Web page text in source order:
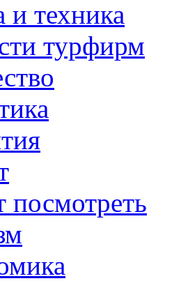
и техника
турфирм
посмотреть